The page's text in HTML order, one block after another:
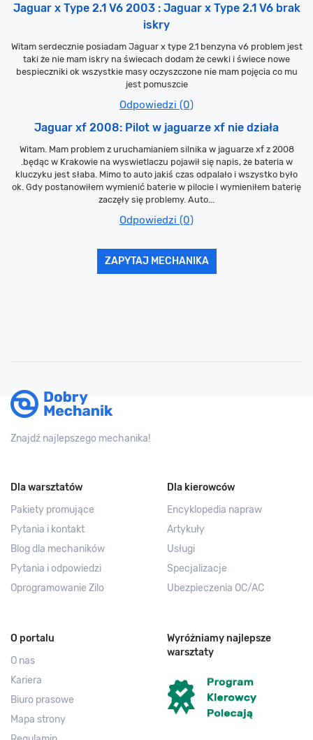
Jaguar x Type 2.1 V6 2003 : Jaguar x Type 2.1 V6 brak
iskry
Witam serdecznie posiadam Jaguar x type 2.1 benzyna v6 problem jest
taki że nie mam iskry na świecach dodam że cewki i świece nowe
bespieczniki ok wszystkie masy oczyszczone nie mam pojęcia co mu
jest pomuszcie
Odpowiedzi (0)
Jaguar xf 2008: Pilot w jaguarze xf nie działa
Witam. Mam problem z uruchamianiem silnika w jaguarze xf z 2008
.będąc w Krakowie na wyswietlaczu pojawił się napis, że bateria w
kluczyku jest słaba. Mimo to auto jakiś czas odpalało i wszystko było
ok. Gdy postanowiłem wymienić baterie w pilocie i wymieniłem baterię
zaczęły się problemy. Auto...
Odpowiedzi (0)
ZAPYTAJ MECHANIKA
Znajdź najlepszego mechanika!
Dla warsztatów
Pakiety promujące
Pytania i kontakt
Blog dla mechaników
Pytania i odpowiedzi
Oprogramowanie Zilo
Dla kierowców
Encyklopedia napraw
Artykuły
Usługi
Specjalizacje
Ubezpieczenia OC/AC
O portalu
O nas
Kariera
Biuro prasowe
Mapa strony
Wyróżniamy najlepsze
warsztaty